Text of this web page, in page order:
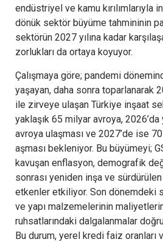
endüstriyel ve kamu kırılımlarıyla
dönük sektör büyüme tahmininin
sektörün 2027 yılına kadar
zorlukları da ortaya koyuyor.
Çalışmaya göre; pandemi
yaşayan, daha sonra toparlanarak
ile zirveye ulaşan Türkiye inşaat
yaklaşık 65 milyar avroya,
avroya ulaşması ve 2027’de ise
aşması bekleniyor. Bu büyümeyi;
kavuşan enflasyon, demografik
sonrası yeniden inşa ve sürdürülen
etkenler etkiliyor. Son dönemdeki
ve yapı malzemelerinin
ruhsatlarındaki dalgalanmalar
Bu durum, yerel kredi faiz oranları